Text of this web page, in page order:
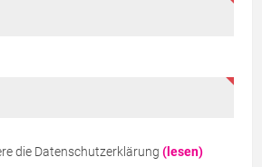
die Datenschutzerklärung (lesen)